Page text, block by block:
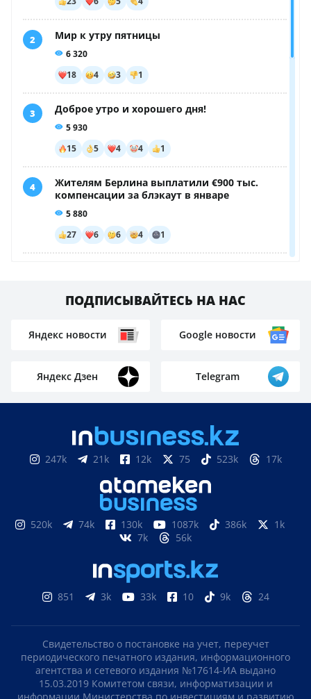
Казахстанский самолет столкнулся с другим
бортом: погибли 349 человек
Жуткие пророчества Ванги на 2026 год начали
Цукерберга обязали выплатить почти 450 млрд
тенге из-за вреда соцсетей детям
Он просто исчез над Тихим океаном: тайна
загадочной авиакатастрофы
ПОДПИСЫВАЙТЕСЬ НА НАС
Яндекс Дзен Telegram